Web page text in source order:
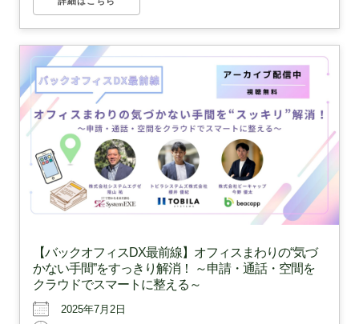
【バックオフィスDX最前線】オフィスまわりの“気づ
かない手間”をすっきり解消！ ～申請・通話・空間を
クラウドでスマートに整える～
2025年7月2日